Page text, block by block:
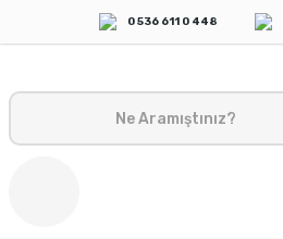
0 536 611 0 448